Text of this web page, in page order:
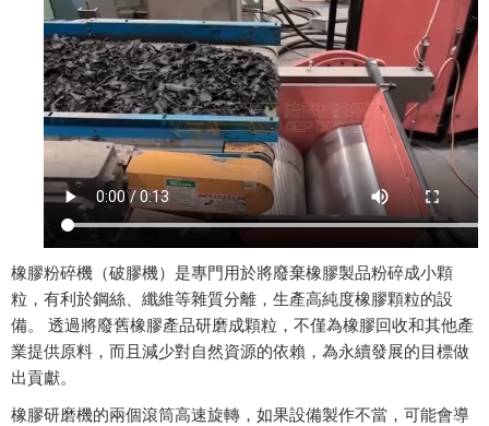
橡膠粉碎機（破膠機）是專門用於將廢棄橡膠製品粉碎成小顆
粒，有利於鋼絲、纖維等雜質分離，生產高純度橡膠顆粒的設
備。 透過將廢舊橡膠產品研磨成顆粒，不僅為橡膠回收和其他產
業提供原料，而且減少對自然資源的依賴，為永續發展的目標做
出貢獻。
橡膠研磨機的兩個滾筒高速旋轉，如果設備製作不當，可能會導